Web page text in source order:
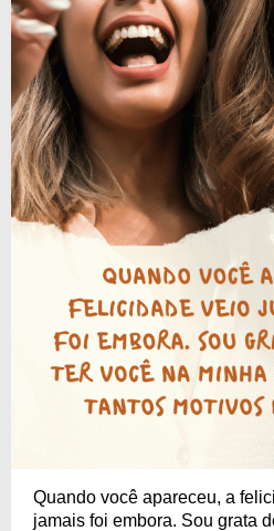
Quando você apareceu, a
jamais foi embora. Sou grata